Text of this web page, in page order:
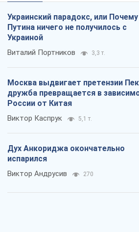
Украинский парадокс, или Почему
Путина ничего не получилось с
Украиной
Виталий Портников 3,3 т.
Москва выдвигает претензии
дружба превращается в
России от Китая
Виктор Каспрук 5,1 т.
Дух Анкориджа окончательно
испарился
Виктор Андрусив 270